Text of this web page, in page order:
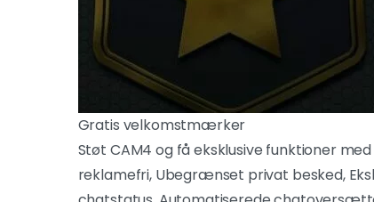
Gratis velkomstmærker
Støt CAM4 og få eksklusive funktioner
reklamefri, Ubegrænset privat besked,